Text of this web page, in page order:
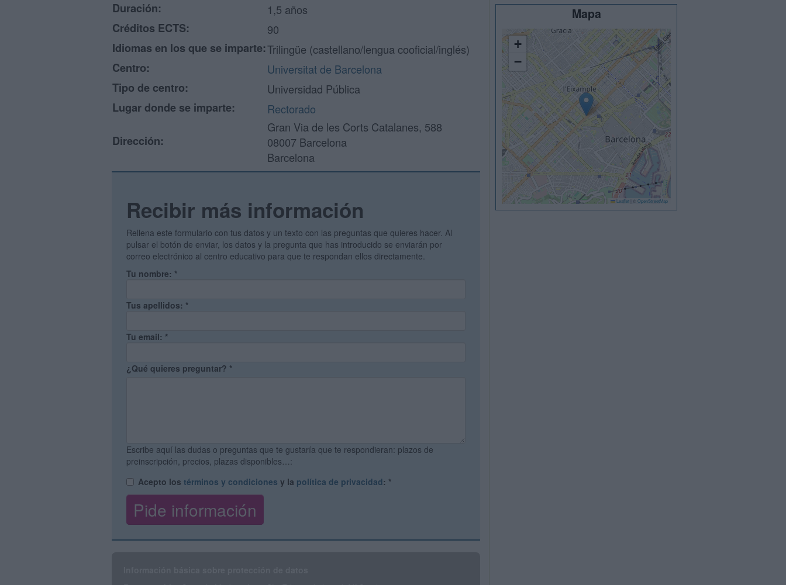
Duración:
1,5 años
Créditos ECTS:
90
Idiomas en los que se imparte:Trilingüe (castellano/lengua cooficial/inglés)
Centro:
Universitat de Barcelona
Tipo de centro:
Universidad Pública
Lugar donde se imparte:
Rectorado
Dirección:
Gran Via de les Corts Catalanes, 588
08007 Barcelona
Barcelona
Recibir más información
Rellena este formulario con tus datos y un texto con las preguntas que quieres hacer. Al
pulsar el botón de enviar, los datos y la pregunta que has introducido se enviarán por
correo electrónico al centro educativo para que te respondan ellos directamente.
Tu nombre: *
Tus apellidos: *
Tu email: *
¿Qué quieres preguntar? *
Escribe aquí las dudas o preguntas que te gustaría que te respondieran: plazos de
preinscripción, precios, plazas disponibles…:
Acepto los términos y condiciones y la política de privacidad: *
Mapa
+
−
Leaflet © OpenStreetMap